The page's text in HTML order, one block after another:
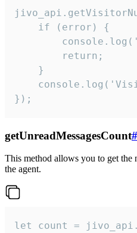
    if (error) {
        return;
    }
});
getUnreadMessagesCount#
This method allows you to get the
the agent.
let count =